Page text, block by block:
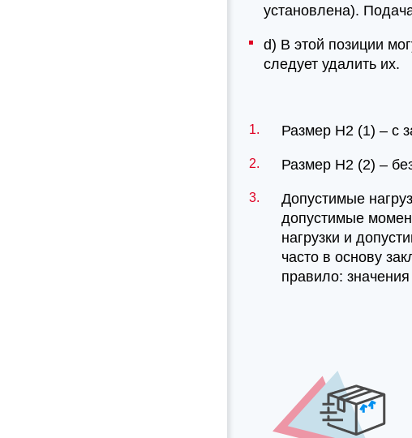
установлена).
d) В этой позиции
следует удалить их.
Размер H2 (1) – с
Размер H2 (2) –
Допустимые
допустимые
нагрузки и
часто в основу
правило: